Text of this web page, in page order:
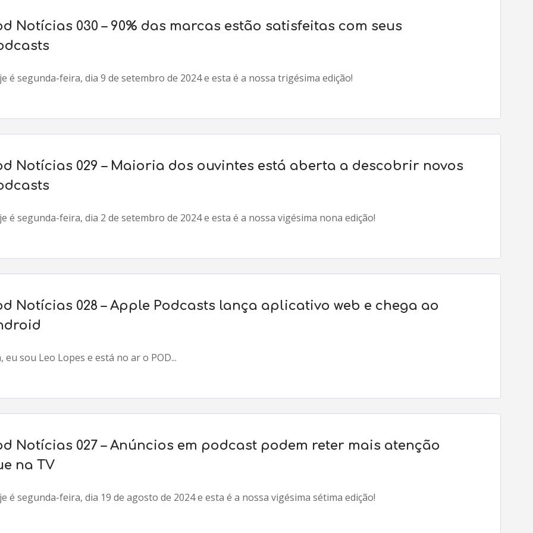
Notícias 030 – 90% das marcas estão satisfeitas com seus
é segunda-feira, dia 9 de setembro de 2024 e esta é a nossa trigésima edição!
Notícias 029 – Maioria dos ouvintes está aberta a descobrir novos
é segunda-feira, dia 2 de setembro de 2024 e esta é a nossa vigésima nona edição!
Notícias 028 – Apple Podcasts lança aplicativo web e chega ao
eu sou Leo Lopes e está no ar o POD...
Notícias 027 – Anúncios em podcast podem reter mais atenção
na TV
é segunda-feira, dia 19 de agosto de 2024 e esta é a nossa vigésima sétima edição!